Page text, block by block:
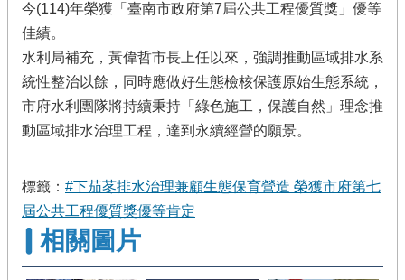
今(114)年榮獲「臺南市政府第7屆公共工程優質獎」優等
佳績。
水利局補充，黃偉哲市長上任以來，強調推動區域排水系
統性整治以餘，同時應做好生態檢核保護原始生態系統，
市府水利團隊將持續秉持「綠色施工，保護自然」理念推
動區域排水治理工程，達到永續經營的願景。
標籤： #下茄苳排水治理兼顧生態保育營造 榮獲市府第七
屆公共工程優質獎優等肯定
相關圖片